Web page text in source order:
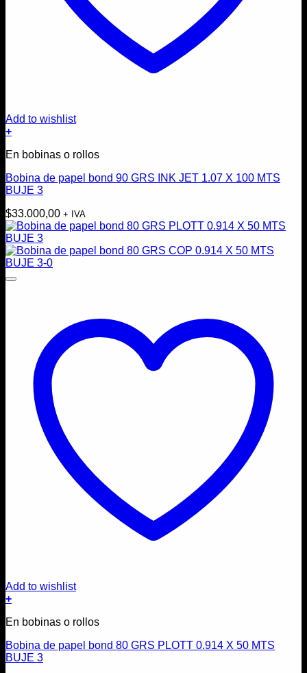
Add to wishlist
+
En bobinas o rollos
Bobina de papel bond 90 GRS INK JET 1.07 X 100 MTS
BUJE 3
$33.000,00 + IVA
Add to wishlist
+
En bobinas o rollos
Bobina de papel bond 80 GRS PLOTT 0.914 X 50 MTS
BUJE 3